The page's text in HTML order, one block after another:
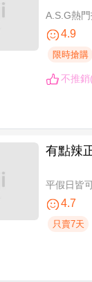
4.9
限時搶購
不推
有點辣
平假日皆
4.7
只賣7天